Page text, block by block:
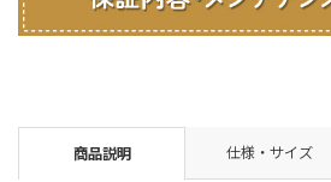
商品説明 仕様・サイズ